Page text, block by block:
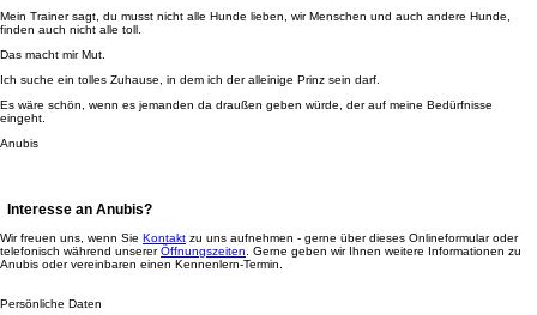
Mein Trainer sagt, du musst nicht alle Hunde lieben, wir Menschen und auch andere Hunde,
finden auch nicht alle toll.
Das macht mir Mut.
Ich suche ein tolles Zuhause, in dem ich der alleinige Prinz sein darf.
Es wäre schön, wenn es jemanden da draußen geben würde, der auf meine Bedürfnisse
eingeht.
Anubis
Interesse an Anubis?
Wir freuen uns, wenn Sie Kontakt zu uns aufnehmen - gerne über dieses Onlineformular oder
telefonisch während unsererÖffnungszeiten . Gerne geben wir Ihnen weitere Informationen zu
Anubis oder vereinbaren einen Kennenlern-Termin.
Persönliche Daten